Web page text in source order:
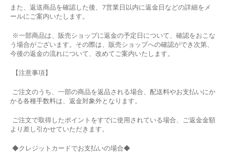
また、返送商品を確認した後、7営業日以内に返金日などの詳細をメ
ールにご案内いたします。
※一部商品は、販売ショップに返金の予定日について、確認をおこな
う場合がございます。その際は、販売ショップへの確認ができ次第、
今後の返金の流れについて、改めてご案内いたします。
【注意事項】
ご注文のうち、一部の商品を返品される場合、配送料やお支払いにか
かる各種手数料は、返金対象外となります。
ご注文で取得したポイントをすでに使用されている場合、ご返金金額
より差し引かせていただきます。
◆クレジットカードでお支払いの場合◆